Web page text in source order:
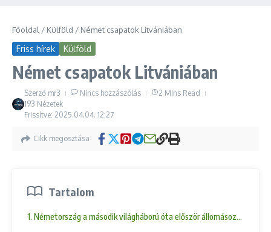
Főoldal / Külföld / Német csapatok Litvániában
Friss hírek Külföld
Német csapatok Litvániában
Szerző mr3 Nincs hozzászólás
2 Mins Read
193 Nézetek
Frissítve: 2025.04.04. 12:27
Cikk megosztása
Tartalom
1. Németország a második világháború óta először állomásoztat